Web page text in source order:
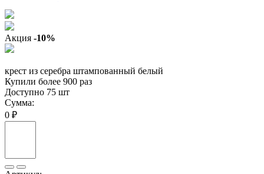
Акция -10%
крест из серебра штампованный белый
Купили более 900 раз
Доступно 75 шт
Сумма:
0 ₽